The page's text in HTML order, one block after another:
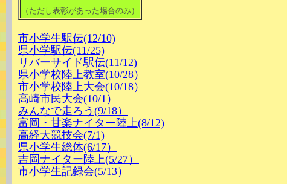
（ただし表彰があった場合のみ）
市小学生駅伝(12/10)
県小学駅伝(11/25)
リバーサイド駅伝(11/12)
県小学校陸上教室(10/28）
市小学校陸上大会(10/18）
高崎市民大会(10/1）
みんなで走ろう(9/18）
富岡・甘楽ナイター陸上(8/12)
高経大競技会(7/1)
県小学生総体(6/17）
吉岡ナイター陸上(5/27）
市小学生記録会(5/13）